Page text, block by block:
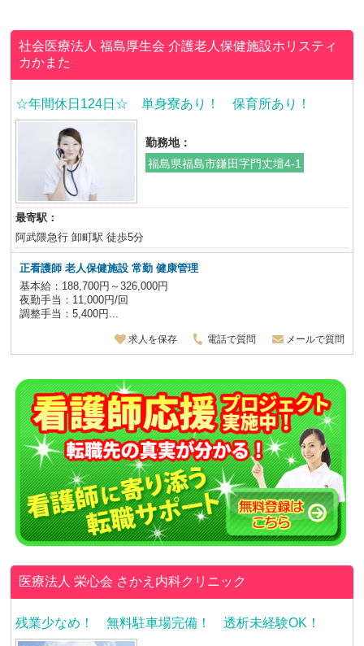
社会医療法人 福島厚生会介護老人保健施設ホリスティ
カかまた
☆年間休日124日☆ 単身寮あり！ 保育所あり！
勤務地：
福島県福島市鎌田字門丈壇4-1
最寄駅：
阿武隈急行 卸町駅 徒歩5分
正看護師 老人保健施設常勤 健康管理
基本給：188,700円～326,000円
夜勤手当：11,000円/回
調整手当：5,400円...
求人を保存 電話で質問 メールで質問
医療法人 栄心会 さかえ内科クリニック
残業少なめ！ 無料駐車場完備！ 透析未経験OK！